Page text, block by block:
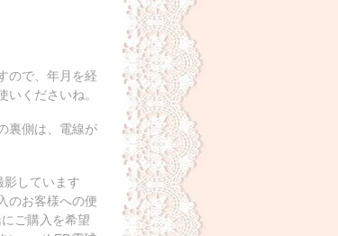
ので、年月を経
くださいね。
裏側は、電線が
しています
のお客様への便
ご購入を希望